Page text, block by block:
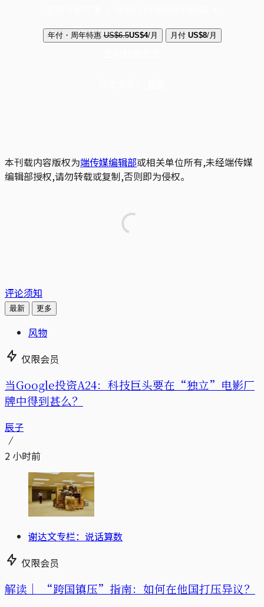
年付・周年特惠 US$6.5US$4/月 月付 US$8/月
本刊载内容版权为端传媒编辑部或相关单位所有,未经端传媒
编辑部授权,请勿转载或复制,否则即为侵权。
评论须知
最新 更多
风物
仅限会员
当Google投资A24：科技巨头要在“独立”电影厂
牌中得到甚么？
辰子
2 小时前
谢达文专栏：说话算数
仅限会员
解读｜ “跨国镇压”指南：如何在他国打压异议？